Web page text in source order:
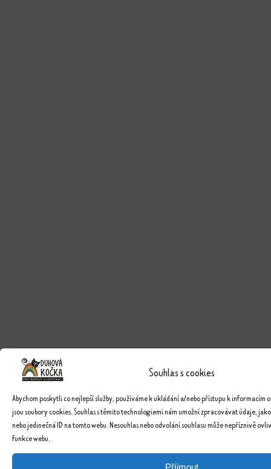
Souhlas s cookies
Abychom poskytli co nejlepší služby, používáme k ukládání a/nebo přístupu k informacím
jsou soubory cookies. Souhlas s těmito technologiemi nám umožní zpracovávat údaje,
nebo jedinečná ID na tomto webu. Nesouhlas nebo odvolání souhlasu může nepříznivě
funkce webu.
Příjmout